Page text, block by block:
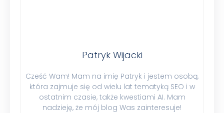
Patryk Wijacki
Cześć Wam! Mam na imię Patryk i jestem osobą,
która zajmuje się od wielu lat tematyką SEO i w
ostatnim czasie, także kwestiami AI. Mam
nadzieję, że mój blog Was zainteresuje!